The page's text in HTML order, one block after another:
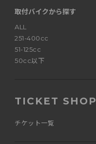
取付バイクから探す
ALL
251-400cc
51-125cc
50cc以下
TICKET SHOP
チケット一覧